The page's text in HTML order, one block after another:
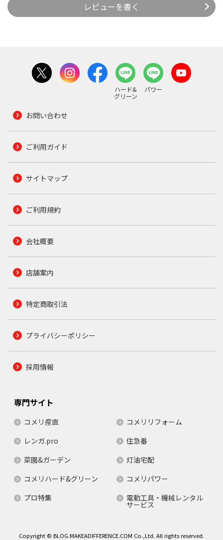
レビューを書く
ハード&
グリーン
パワー
お問い合わせ
ご利用ガイド
サイトマップ
ご利用規約
会社概要
店舗案内
特定商取引法
プライバシーポリシー
採用情報
専門サイト
コメリ産直
コメリリフォーム
レンガ.pro
住急番
菜園&ガーデン
灯油宅配
コメリハード&グリーン
コメリパワー
プロ特集
電動工具・機械レンタル
サービス
Copyright © BLOG.MAKEADIFFERENCE.COM Co.,Ltd. All rights reserved.